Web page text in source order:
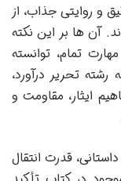
و روایتی جذاب، از
آن ها بر این نکته
تمام، توانسته
رشته تحریر درآورد،
ایثار، مقاومت و
قدرت انتقال